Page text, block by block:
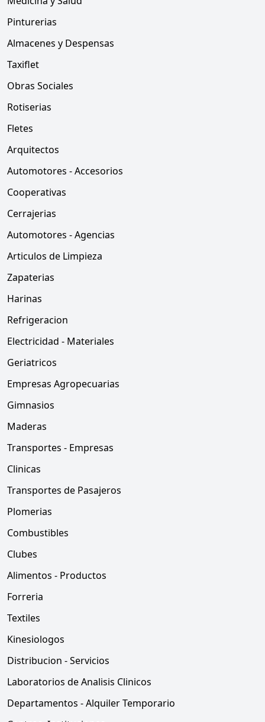
Pinturerias
Almacenes y Despensas
Taxiflet
Obras Sociales
Rotiserias
Fletes
Arquitectos
Automotores - Accesorios
Cooperativas
Cerrajerias
Automotores - Agencias
Articulos de Limpieza
Zapaterias
Harinas
Refrigeracion
Electricidad - Materiales
Geriatricos
Empresas Agropecuarias
Gimnasios
Maderas
Transportes - Empresas
Clinicas
Transportes de Pasajeros
Plomerias
Combustibles
Clubes
Alimentos - Productos
Forreria
Textiles
Kinesiologos
Distribucion - Servicios
Laboratorios de Analisis Clinicos
Departamentos - Alquiler Temporario